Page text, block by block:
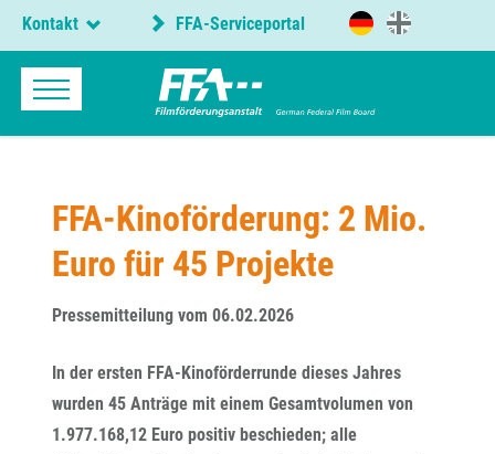
Kontakt FFA-Serviceportal
FFA-Kinoförderung: 2 Mio.
Euro für 45 Projekte
Pressemitteilung vom 06.02.2026
In der ersten FFA-Kinoförderrunde dieses Jahres
wurden 45 Anträge mit einem Gesamtvolumen von
1.977.168,12 Euro positiv beschieden; alle